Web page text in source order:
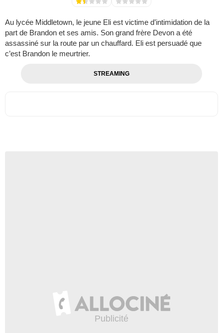
Au lycée Middletown, le jeune Eli est victime d’intimidation de la
part de Brandon et ses amis. Son grand frère Devon a été
assassiné sur la route par un chauffard. Eli est persuadé que
c’est Brandon le meurtrier.
STREAMING